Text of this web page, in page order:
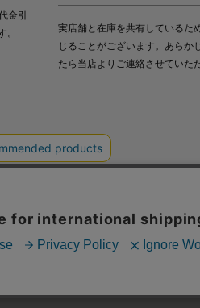
金引
。
実店舗と在庫を共有しているた
じることがございます。あらか
たら当店よりご連絡させていた
および利便性向上のためにクッキ